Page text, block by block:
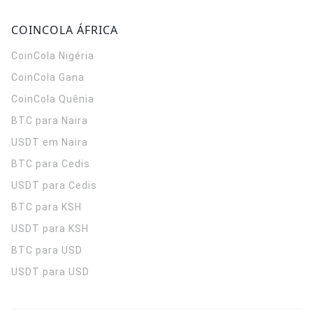
COINCOLA ÁFRICA
CoinCola Nigéria
CoinCola Gana
CoinCola Quênia
BTC para Naira
USDT em Naira
BTC para Cedis
USDT para Cedis
BTC para KSH
USDT para KSH
BTC para USD
USDT para USD